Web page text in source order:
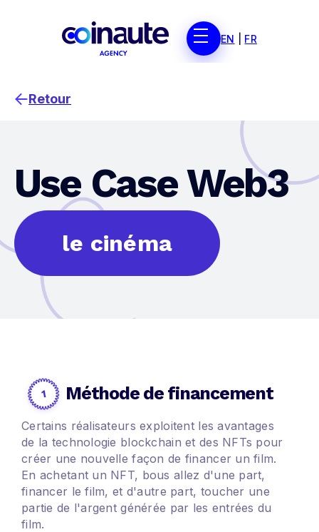
EN FR
Retour
Use Case Web3
le cinéma
Méthode de financement
Certains réalisateurs exploitent les avantages
de la technologie blockchain et des NFTs pour
créer une nouvelle façon de financer un film.
En achetant un NFT, bous allez d'une part,
financer le film, et d'autre part, toucher une
partie de l'argent générée par les entrées du
film.